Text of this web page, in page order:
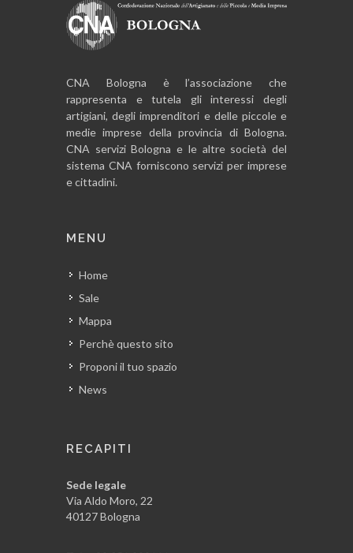
CNA Bologna è l’associazione che
rappresenta e tutela gli interessi degli
artigiani, degli imprenditori e delle piccole e
medie imprese della provincia di Bologna.
CNA servizi Bologna e le altre società del
sistema CNA forniscono servizi per imprese
e cittadini.
MENU
Home
Sale
Mappa
Perchè questo sito
Proponi il tuo spazio
News
RECAPITI
Sede legale
Via Aldo Moro, 22
40127 Bologna